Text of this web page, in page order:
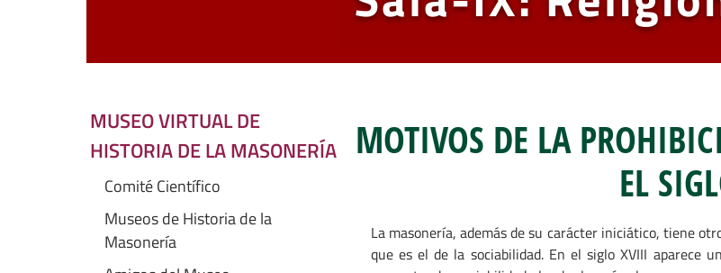
MUSEO VIRTUAL DE
HISTORIA DE LA MASONERÍA
Comité Científico
Museos de Historia de la
Masonería
MOTIVOS DE LA
EL
La masonería, además de su carácter iniciático, tiene
que es el de la sociabilidad. En el siglo XVIII aparece